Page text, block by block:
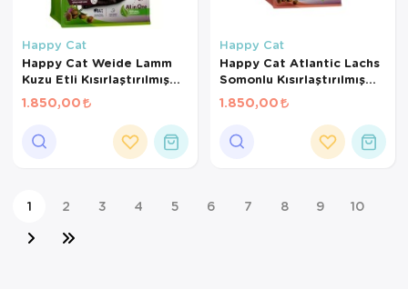
Happy Cat
Happy Cat Weide Lamm
Kuzu Etli Kısırlaştırılmış
Kedi Maması 4kg
1.850,00
Happy Cat
Happy Cat Atlantic Lachs
Somonlu Kısırlaştırılmış
Kedi Maması 4kg
1.850,00
1 2 3 4 5 6 7 8 9 10